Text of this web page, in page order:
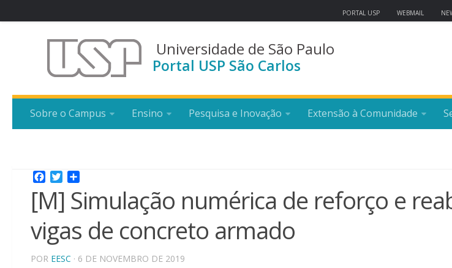
PORTAL USP WEBMAIL
Universidade de São Paulo
Portal USP São Carlos
Sobre o Campus Ensino Pesquisa e Inovação Extensão à Comunidade
Facebook
Twitter
[M] Simulação numérica de reforço e
vigas de concreto armado
POR EESC · 6 DE NOVEMBRO DE 2019